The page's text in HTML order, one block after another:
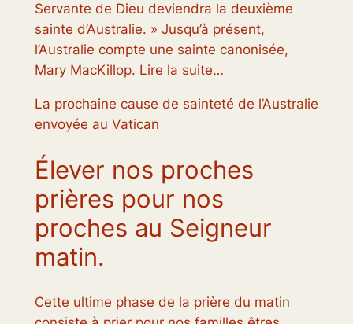
Servante de Dieu deviendra la deuxième
sainte d’Australie. » Jusqu’à présent,
l’Australie compte une sainte canonisée,
Mary MacKillop. Lire la suite…
La prochaine cause de sainteté de l’Australie
envoyée au Vatican
Élever nos proches
prières pour nos
proches au Seigneur
matin.
Cette ultime phase de la prière du matin